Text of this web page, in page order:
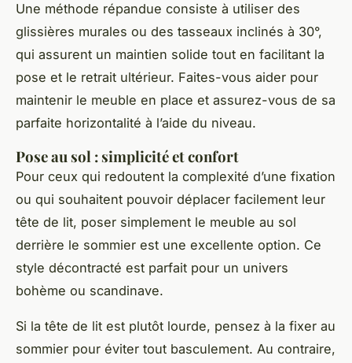
Une méthode répandue consiste à utiliser des
glissières murales ou des tasseaux inclinés à 30°,
qui assurent un maintien solide tout en facilitant la
pose et le retrait ultérieur. Faites-vous aider pour
maintenir le meuble en place et assurez-vous de sa
parfaite horizontalité à l’aide du niveau.
Pose au sol : simplicité et confort
Pour ceux qui redoutent la complexité d’une fixation
ou qui souhaitent pouvoir déplacer facilement leur
tête de lit, poser simplement le meuble au sol
derrière le sommier est une excellente option. Ce
style décontracté est parfait pour un univers
bohème ou scandinave.
Si la tête de lit est plutôt lourde, pensez à la fixer au
sommier pour éviter tout basculement. Au contraire,